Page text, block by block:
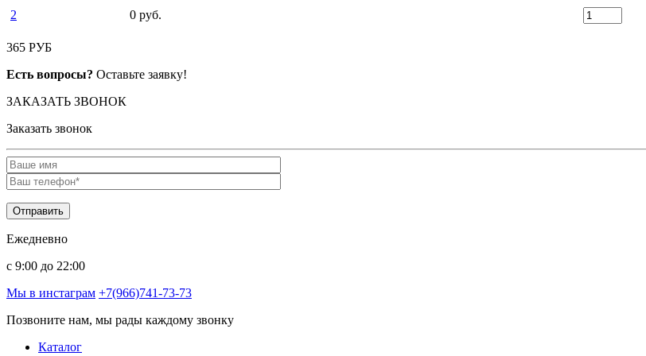
2
0 руб.
365 РУБ
Есть вопросы? Оставьте заявку!
ЗАКАЗАТЬ ЗВОНОК
Заказать звонок
Ежедневно
c 9:00 до 22:00
Мы в инстаграм +7(966)741-73-73
Позвоните нам, мы рады каждому звонку
Каталог